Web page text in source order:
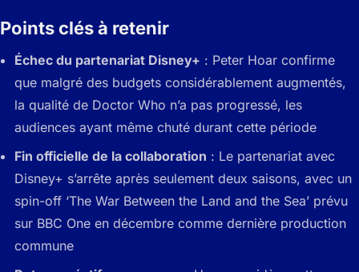
Points clés à retenir
Échec du partenariat Disney+ : Peter Hoar confirme
que malgré des budgets considérablement augmentés,
la qualité de Doctor Who n’a pas progressé, les
audiences ayant même chuté durant cette période
Fin officielle de la collaboration : Le partenariat avec
Disney+ s’arrête après seulement deux saisons, avec un
spin-off ‘The War Between the Land and the Sea’ prévu
sur BBC One en décembre comme dernière production
commune